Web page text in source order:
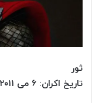
ثور
تاریخ اکران: ۶ می ۲۰۱۱